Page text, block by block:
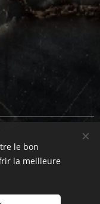
le bon
la meilleure